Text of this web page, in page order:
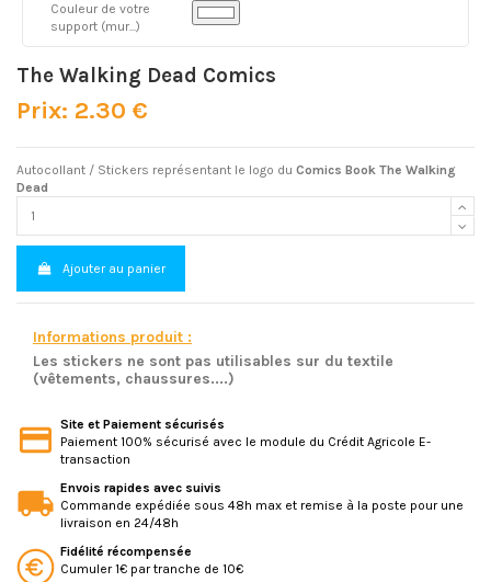
Couleur de votre
support (mur...)
The Walking Dead Comics
Prix: 2.30 €
Autocollant / Stickers représentant le logo du Comics Book The Walking
Dead
Ajouter au panier
Informations produit :
Les stickers ne sont pas utilisables sur du textile
(vêtements, chaussures....)
Site et Paiement sécurisés
Paiement 100% sécurisé avec le module du Crédit Agricole E-
transaction
Envois rapides avec suivis
Commande expédiée sous 48h max et remise à la poste pour une
livraison en 24/48h
Fidélité récompensée
Cumuler 1€ par tranche de 10€